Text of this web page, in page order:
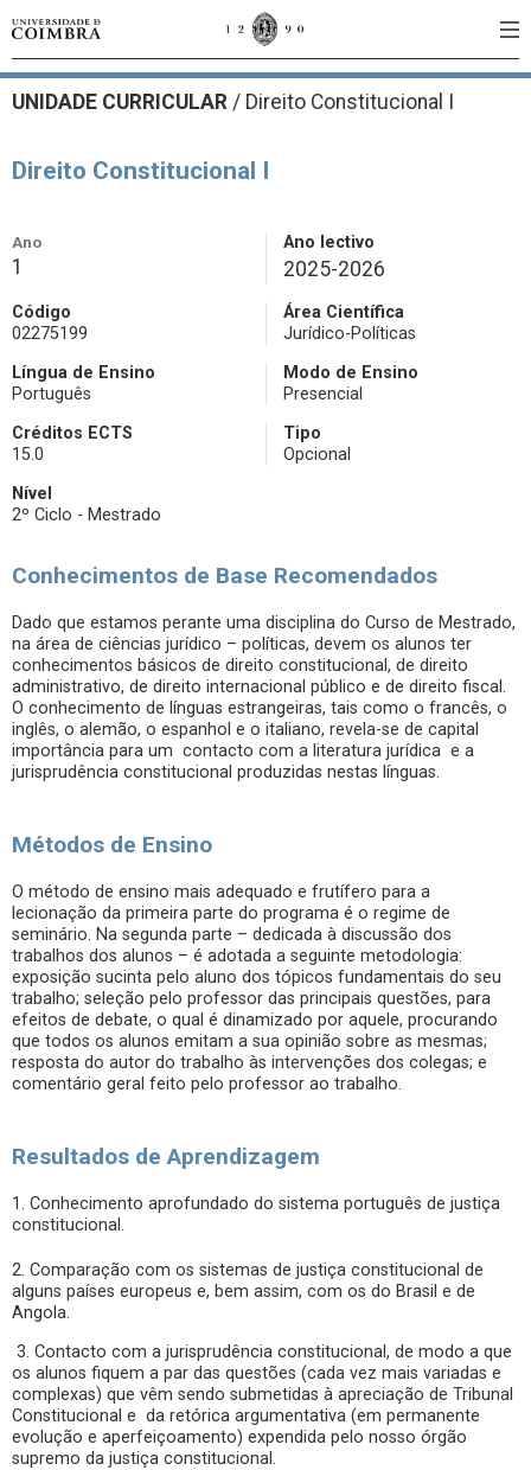
UNIDADE CURRICULAR / Direito Constitucional I
Direito Constitucional I
Ano
1
Ano lectivo
2025-2026
Código
02275199
Área Científica
Jurídico-Políticas
Língua de Ensino
Português
Modo de Ensino
Presencial
Créditos ECTS
15.0
Tipo
Opcional
Nível
2º Ciclo - Mestrado
Conhecimentos de Base Recomendados
Dado que estamos perante uma disciplina do Curso de Mestrado,
na área de ciências jurídico – políticas, devem os alunos ter
conhecimentos básicos de direito constitucional, de direito
administrativo, de direito internacional público e de direito fiscal.
O conhecimento de línguas estrangeiras, tais como o francês, o
inglês, o alemão, o espanhol e o italiano, revela-se de capital
importância para um contacto com a literatura jurídica e a
jurisprudência constitucional produzidas nestas línguas.
Métodos de Ensino
O método de ensino mais adequado e frutífero para a
lecionação da primeira parte do programa é o regime de
seminário. Na segunda parte – dedicada à discussão dos
trabalhos dos alunos – é adotada a seguinte metodologia:
exposição sucinta pelo aluno dos tópicos fundamentais do seu
trabalho; seleção pelo professor das principais questões, para
efeitos de debate, o qual é dinamizado por aquele, procurando
que todos os alunos emitam a sua opinião sobre as mesmas;
resposta do autor do trabalho às intervenções dos colegas; e
comentário geral feito pelo professor ao trabalho.
Resultados de Aprendizagem
1. Conhecimento aprofundado do sistema português de justiça
constitucional.
2. Comparação com os sistemas de justiça constitucional de
alguns países europeus e, bem assim, com os do Brasil e de
Angola.
3. Contacto com a jurisprudência constitucional, de modo a que
os alunos fiquem a par das questões (cada vez mais variadas e
complexas) que vêm sendo submetidas à apreciação de Tribunal
Constitucional e da retórica argumentativa (em permanente
evolução e aperfeiçoamento) expendida pelo nosso órgão
supremo da justiça constitucional.